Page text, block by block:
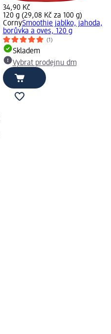
34,90 Kč
120 g (29,08 Kč za 100 g)
CornySmoothie jablko, jahoda,
borůvka a oves, 120 g
(1)
Skladem
Vybrat prodejnu dm